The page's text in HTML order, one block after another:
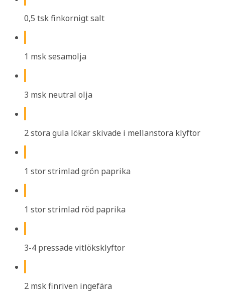
0,5 tsk finkornigt salt
1 msk sesamolja
3 msk neutral olja
2 stora gula lökar skivade i mellanstora klyftor
1 stor strimlad grön paprika
1 stor strimlad röd paprika
3-4 pressade vitlöksklyftor
2 msk finriven ingefära